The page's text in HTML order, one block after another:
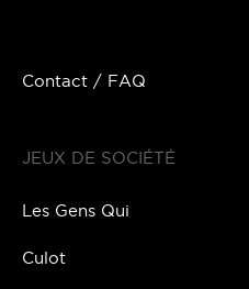
Contact / FAQ
JEUX DE SOCIÉTÉ
Les Gens Qui
Culot